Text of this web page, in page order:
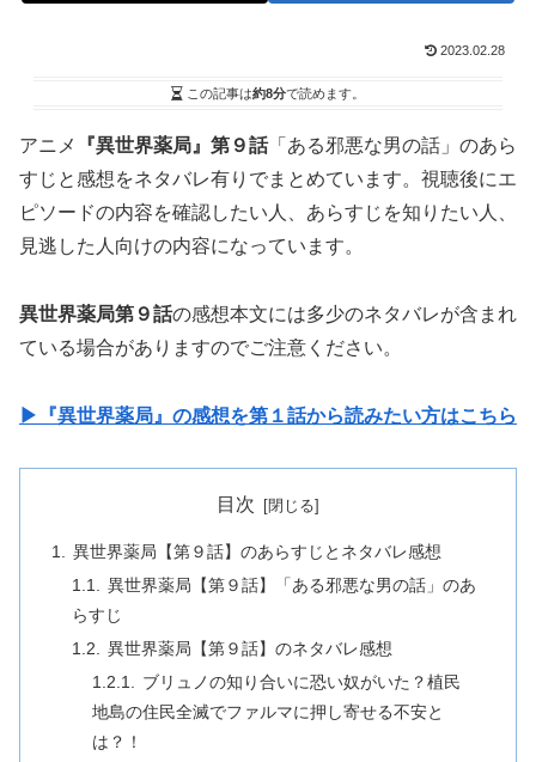
2023.02.28
この記事は約8分で読めます。
アニメ 『異世界薬局』第９話「ある邪悪な男の話」のあら
すじと感想をネタバレ有りでまとめています。視聴後にエ
ピソードの内容を確認したい人、あらすじを知りたい人、
見逃した人向けの内容になっています。
異世界薬局第９話の感想本文には多少のネタバレが含まれ
ている場合がありますのでご注意ください。
▶『異世界薬局』の感想を第１話から読みたい方はこちら
目次
異世界薬局【第９話】のあらすじとネタバレ感想
異世界薬局【第９話】「ある邪悪な男の話」のあ
らすじ
異世界薬局【第９話】のネタバレ感想
ブリュノの知り合いに恐い奴がいた？植民
地島の住民全滅でファルマに押し寄せる不安と
は？！